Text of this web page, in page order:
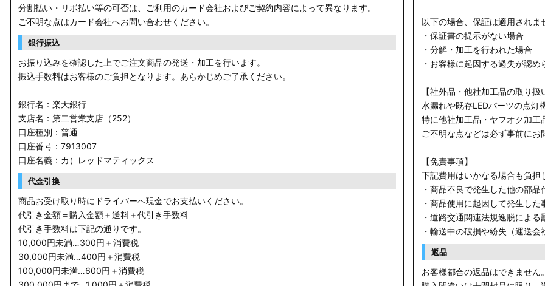
M900A/M910A ルーミー
A200A/A210A ライズ
E52 エルグランド
T32 エクストレイル
C28 セレナ
B21A デイズルークス
E13 ノート
E12 ノート
B44A/B45A B47A/B48A ルークス ハイウェイスター
分割払い・リボ払い等の可否は、ご利用のカード会社およびご契約内容によって異なります。
ご不明な点はカード会社へお問い合わせください。
銀行振込
お振り込みを確認した上でご注文商品の発送・加工を行います。
振込手数料はお客様のご負担となります。あらかじめご了承ください。
銀行名：楽天銀行
支店名：第二営業支店（252）
口座種別：普通
口座番号：7913007
口座名義：カ）レッドマティックス
代金引換
商品お受け取り時にドライバーへ現金でお支払いください。
代引き金額＝購入金額＋送料＋代引き手数料
代引き手数料は下記の通りです。
10,000円未満…300円＋消費税
30,000円未満…400円＋消費税
100,000円未満…600円＋消費税
以下の場合、保証は適用されま
・保証書の提示がない場合
・分解・加工を行われた場合
・お客様に起因する過失が認め
【社外品・他社加工品の取り扱
水漏れや既存LEDパーツの点灯
特に他社加工品・ヤフオク加
ご不明な点などは必ず事前にお
【免責事項】
下記費用はいかなる場合も負担
・商品不良で発生した他の部
・商品使用に起因して発生し
・道路交通関連法規逸脱による
・輸送中の破損や紛失（運送会
返品
お客様都合の返品はできません。